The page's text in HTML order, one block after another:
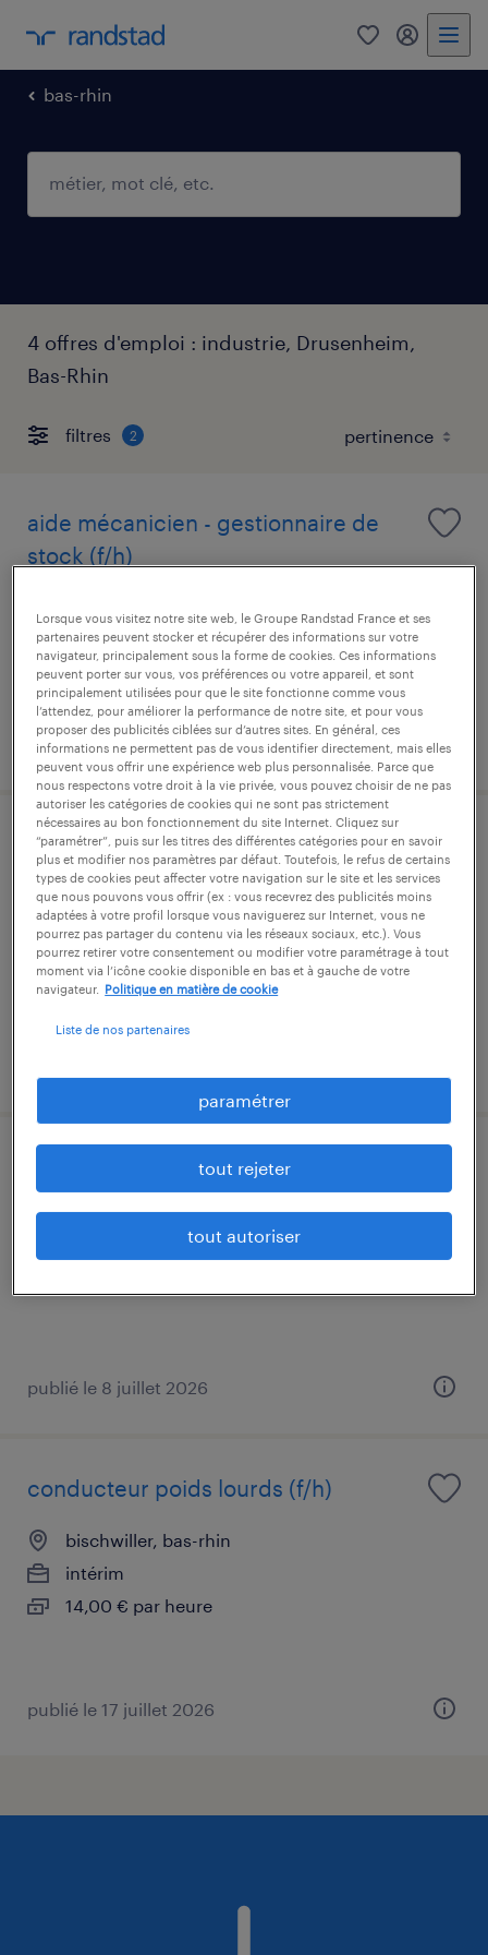
0 mon
bas-rhin
4 offres d'emploi : industrie, Drusenheim,
Bas-Rhin
filtres 2
aide mécanicien - gestionnaire de
stock (f/h)
cdi
33 300 € par année
publié le 22 juin 2026
conducteur d'appareils des industries
chimiques (caic) (f/h)
drusenheim, bas-rhin
intérim
13,00 € par heure
bischwiller, bas-rhin
publié le 8 juillet 2026
conducteur poids lourds (f/h)
bischwiller, bas-rhin
intérim
14,00 € par heure
publié le 17 juillet 2026
Lorsque vous visitez notre site web, le Groupe Randstad France et ses
partenaires peuvent stocker et récupérer des informations sur votre
navigateur, principalement sous la forme de cookies. Ces informations
peuvent porter sur vous, vos préférences ou votre appareil, et sont
principalement utilisées pour que le site fonctionne comme vous
l’attendez, pour améliorer la performance de notre site, et pour vous
proposer des publicités ciblées sur d’autres sites. En général, ces
informations ne permettent pas de vous identifier directement, mais elles
peuvent vous offrir une expérience web plus personnalisée. Parce que
nous respectons votre droit à la vie privée, vous pouvez choisir de ne pas
autoriser les catégories de cookies qui ne sont pas strictement
nécessaires au bon fonctionnement du site Internet. Cliquez sur
“paramétrer”, puis sur les titres des différentes catégories pour en savoir
plus et modifier nos paramètres par défaut. Toutefois, le refus de certains
types de cookies peut affecter votre navigation sur le site et les services
que nous pouvons vous offrir (ex : vous recevrez des publicités moins
adaptées à votre profil lorsque vous naviguerez sur Internet, vous ne
pourrez pas partager du contenu via les réseaux sociaux, etc.). Vous
pourrez retirer votre consentement ou modifier votre paramétrage à tout
moment via l’icône cookie disponible en bas et à gauche de votre
navigateur.
Politique en matière de cookie
Liste de nos partenaires
paramétrer
tout rejeter
tout autoriser